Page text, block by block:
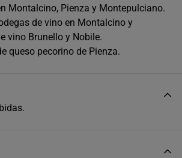
Montalcino, Pienza y Montepulciano.
de vino en Montalcino y
vino Brunello y Nobile.
queso pecorino de Pienza.